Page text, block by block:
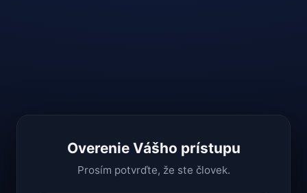
Overenie Vášho prístupu
Prosím potvrďte, že ste človek.